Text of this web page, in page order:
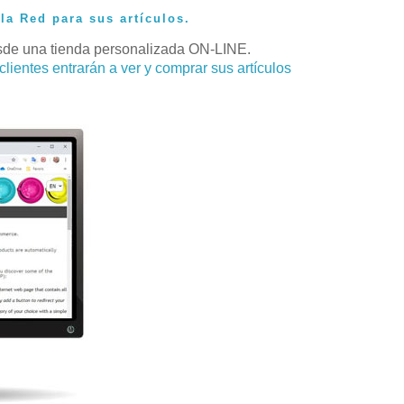
Red para sus artículos.
una tienda personalizada ON-LINE.
entrarán a ver y comprar sus artículos